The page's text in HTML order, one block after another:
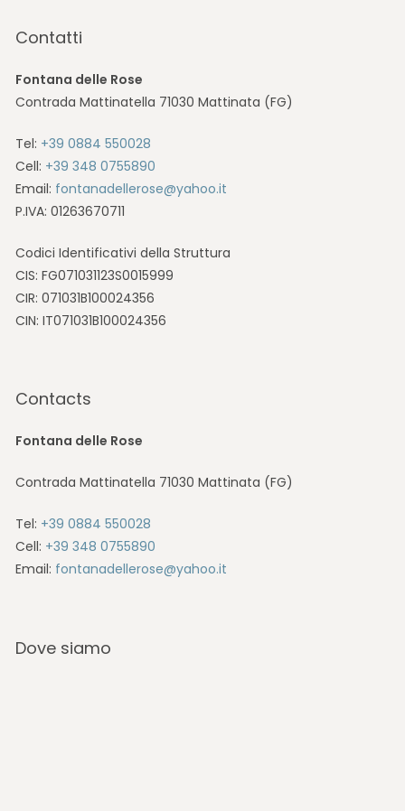
Contatti
Fontana delle Rose
Contrada Mattinatella 71030 Mattinata (FG)
Tel: +39 0884 550028
Cell: +39 348 0755890
Email: fontanadellerose@yahoo.it
P.IVA: 01263670711
Codici Identificativi della Struttura
CIS: FG071031123S0015999
CIR: 071031B100024356
CIN: IT071031B100024356
Contacts
Fontana delle Rose
Contrada Mattinatella 71030 Mattinata (FG)
Tel: +39 0884 550028
Cell: +39 348 0755890
Email: fontanadellerose@yahoo.it
Dove siamo